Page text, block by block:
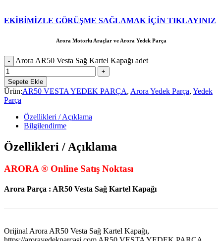
EKİBİMİZLE GÖRÜŞME SAĞLAMAK İÇİN TIKLAYINIZ
Arora Motorlu Araçlar ve Arora Yedek Parça
Arora AR50 Vesta Sağ Kartel Kapağı adet
Sepete Ekle
Ürün:AR50 VESTA YEDEK PARÇA, Arora Yedek Parça, Yedek
Parça
Özellikleri / Açıklama
Bilgilendirme
Özellikleri / Açıklama
ARORA ® Online Satış Noktası
Arora Parça : AR50 Vesta Sağ Kartel Kapağı
Orijinal Arora AR50 Vesta Sağ Kartel Kapağı,